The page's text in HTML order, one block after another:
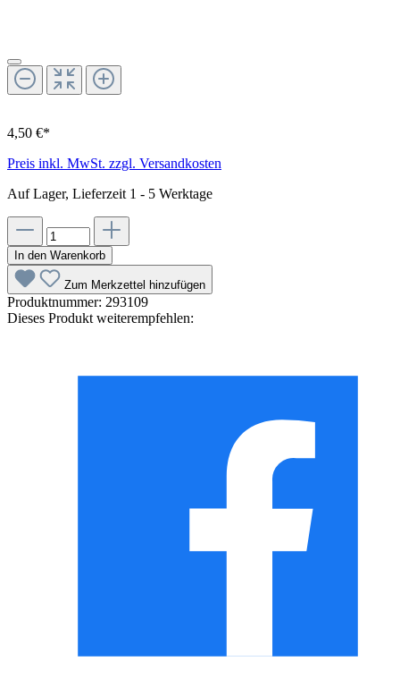
4,50 €*
Preis inkl. MwSt. zzgl. Versandkosten
Auf Lager, Lieferzeit 1 - 5 Werktage
In den Warenkorb
Zum Merkzettel hinzufügen
Produktnummer: 293109
Dieses Produkt weiterempfehlen: